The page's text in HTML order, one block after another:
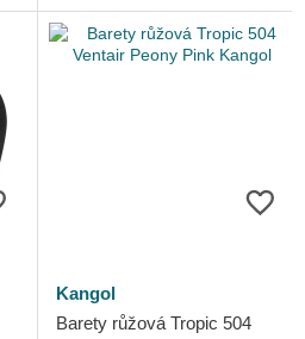
Kangol
Barety růžová Tropic 504